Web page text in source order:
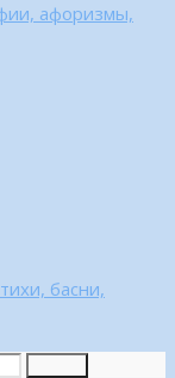
афоризмы,
басни,